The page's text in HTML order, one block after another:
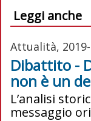
Leggi anche
Attualità,
Dibattito -
non è un
L’analisi
messaggio